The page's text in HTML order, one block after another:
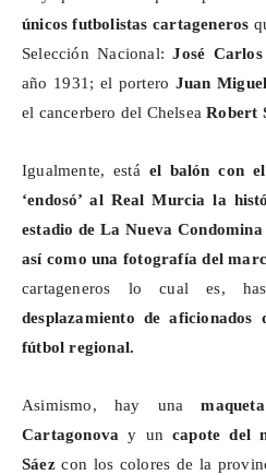
únicos futbolistas cartageneros
Selección Nacional:José
año 1931; el portero Juan
el cancerbero del ChelseaRobert
Igualmente, está el balón con
‘endosó’ al Real Murcia la
estadio de La Nueva
así como una fotografía del
cartageneros lo cual es,
desplazamiento de
fútbol regional.
Asimismo, hay una
Cartagonova y uncapote del
Sáezcon los colores de la